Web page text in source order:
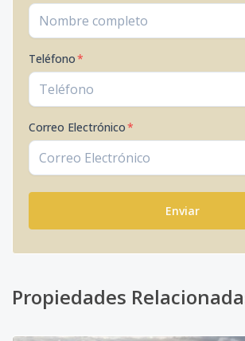
Teléfono*
Correo Electrónico*
Enviar
Propiedades